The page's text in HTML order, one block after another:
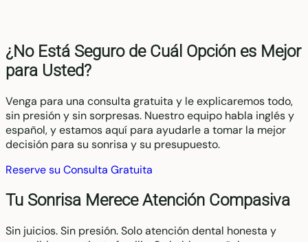
¿No Está Seguro de Cuál Opción es Mejor
para Usted?
Venga para una consulta gratuita y le explicaremos todo,
sin presión y sin sorpresas. Nuestro equipo habla inglés y
español, y estamos aquí para ayudarle a tomar la mejor
decisión para su sonrisa y su presupuesto.
Reserve su Consulta Gratuita
Tu Sonrisa Merece Atención Compasiva
Sin juicios. Sin presión. Solo atención dental honesta y